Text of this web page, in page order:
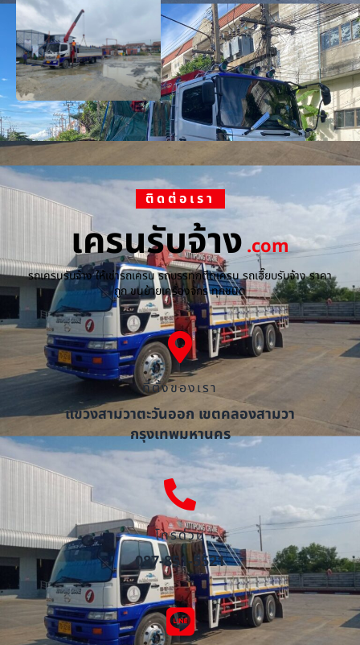
ติดต่อเรา
เครนรับจ้าง.com
รถเครนรับจ้าง ให้เช่ารถเครน รถบรรทุกติดเครน รถเฮี๊ยบรับจ้าง ราคา
ถูก ขนย้ายเครื่องจักร ทุกชนิด
ที่ตั้งของเรา
แขวงสามวาตะวันออก เขตคลองสามวา
กรุงเทพมหานคร
โทรด่วน
087-851-5521